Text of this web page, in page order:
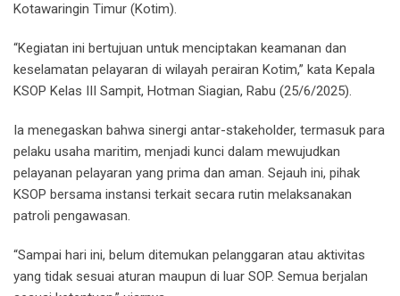
Kotawaringin Timur (Kotim).
“Kegiatan ini bertujuan untuk menciptakan keamanan dan
keselamatan pelayaran di wilayah perairan Kotim,” kata Kepala
KSOP Kelas III Sampit, Hotman Siagian, Rabu (25/6/2025).
Ia menegaskan bahwa sinergi antar-stakeholder, termasuk para
pelaku usaha maritim, menjadi kunci dalam mewujudkan
pelayanan pelayaran yang prima dan aman. Sejauh ini, pihak
KSOP bersama instansi terkait secara rutin melaksanakan
patroli pengawasan.
“Sampai hari ini, belum ditemukan pelanggaran atau aktivitas
yang tidak sesuai aturan maupun di luar SOP. Semua berjalan